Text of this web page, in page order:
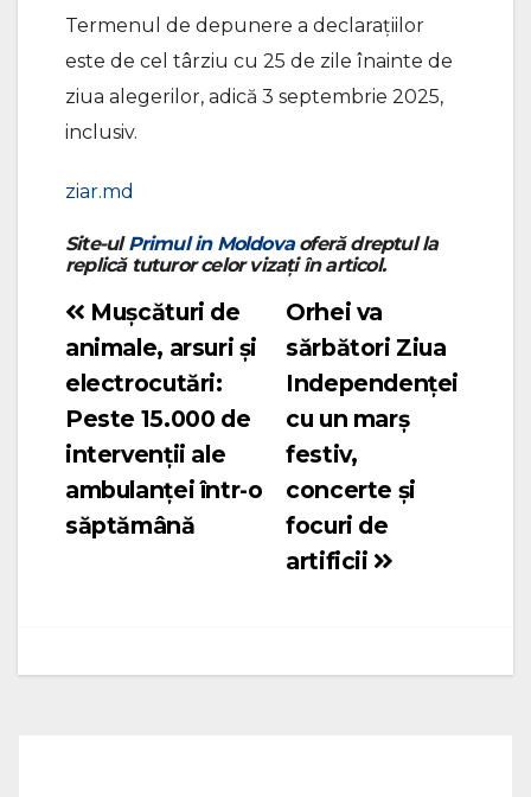
Termenul de depunere a declarațiilor
este de cel târziu cu 25 de zile înainte de
ziua alegerilor, adică 3 septembrie 2025,
inclusiv.
ziar.md
Site-ulPrimul in Moldovaoferă dreptul la
replică tuturor celor vizați în articol.
Navigare
în
articole
Orhei va
sărbători Ziua
Independenței
cu un marș
festiv,
concerte și
focuri de
artificii
Mușcături de
animale, arsuri și
electrocutări:
Peste 15.000 de
intervenții ale
ambulanței într-o
săptămână